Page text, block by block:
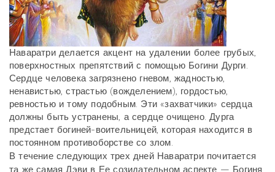
Наваратри делается акцент на удалении более грубых,
поверхностных препятствий с помощью Богини Дурги.
Сердце человека загрязнено гневом, жадностью,
ненавистью, страстью (вожделением), гордостью,
ревностью и тому подобным. Эти «захватчики» сердца
должны быть устранены, а сердце очищено. Дурга
предстает богиней-воительницей, которая находится в
постоянном противоборстве со злом.
В течение следующих трех дней Наваратри почитается
та же самая Дэви в Ее созидательном аспекте — Богиня